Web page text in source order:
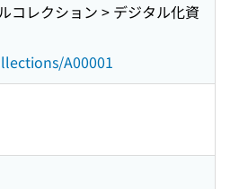
コレクション > デジタル化資
A00001